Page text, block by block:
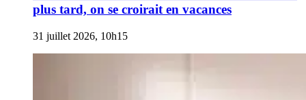
plus tard, on se croirait en vacances
31 juillet 2026, 10h15